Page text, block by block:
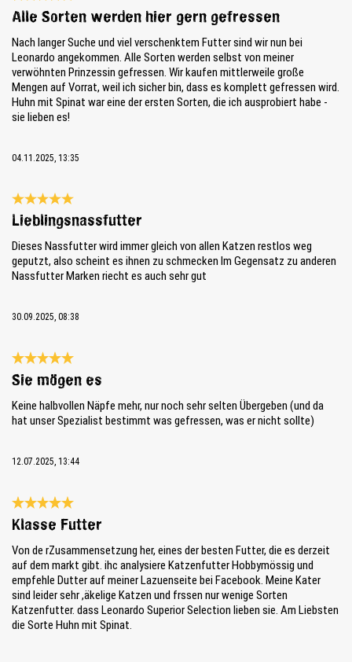
Bewertung mit 5 von 5 Sternen
Alle Sorten werden hier gern gefressen
Nach langer Suche und viel verschenktem Futter sind wir nun bei
Leonardo angekommen. Alle Sorten werden selbst von meiner
verwöhnten Prinzessin gefressen. Wir kaufen mittlerweile große
Mengen auf Vorrat, weil ich sicher bin, dass es komplett gefressen wird.
Huhn mit Spinat war eine der ersten Sorten, die ich ausprobiert habe -
sie lieben es!
04.11.2025, 13:35
Bewertung mit 5 von 5 Sternen
Lieblingsnassfutter
Dieses Nassfutter wird immer gleich von allen Katzen restlos weg
geputzt, also scheint es ihnen zu schmecken Im Gegensatz zu anderen
Nassfutter Marken riecht es auch sehr gut
30.09.2025, 08:38
Bewertung mit 5 von 5 Sternen
Sie mögen es
Keine halbvollen Näpfe mehr, nur noch sehr selten Übergeben (und da
hat unser Spezialist bestimmt was gefressen, was er nicht sollte)
12.07.2025, 13:44
Bewertung mit 5 von 5 Sternen
Klasse Futter
Von de rZusammensetzung her, eines der besten Futter, die es derzeit
auf dem markt gibt. ihc analysiere Katzenfutter Hobbymössig und
empfehle Dutter auf meiner Lazuenseite bei Facebook. Meine Kater
sind leider sehr ,äkelige Katzen und frssen nur wenige Sorten
Katzenfutter. dass Leonardo Superior Selection lieben sie. Am Liebsten
die Sorte Huhn mit Spinat.